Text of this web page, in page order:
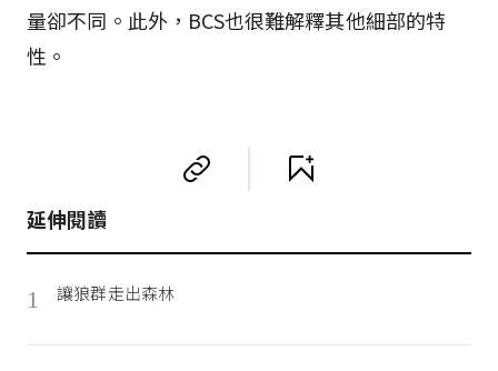
量卻不同。此外，BCS也很難解釋其他細部的特
性。
延伸閱讀
1 讓狼群走出森林